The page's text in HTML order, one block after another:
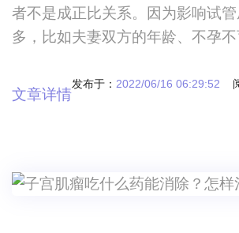
者不是成正比关系。因为影响试
多，比如夫妻双方的年龄、不孕
影响试管成功率。
发布于： 2022/06/16 06:29:52
文章详情